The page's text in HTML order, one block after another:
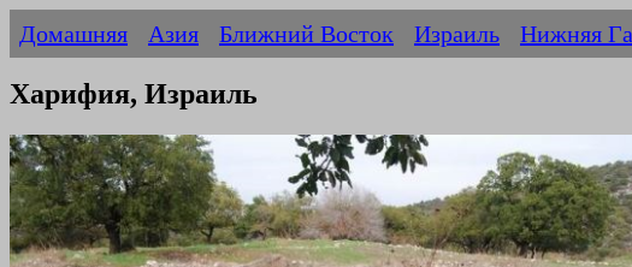
Домашняя Азия Ближний Восток Израиль Нижняя
Харифия, Израиль